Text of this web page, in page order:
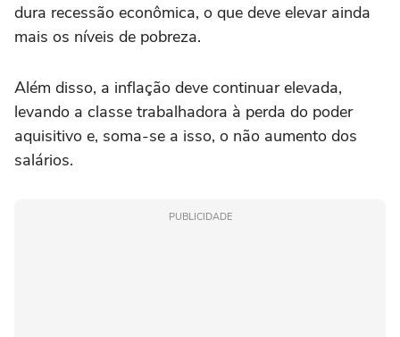
dura recessão econômica, o que deve elevar ainda
mais os níveis de pobreza.
Além disso, a inflação deve continuar elevada,
levando a classe trabalhadora à perda do poder
aquisitivo e, soma-se a isso, o não aumento dos
salários.
PUBLICIDADE